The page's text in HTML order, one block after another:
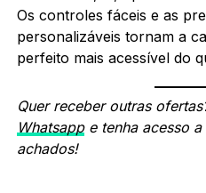
Os controles fáceis e as
personalizáveis tornam a
perfeito mais acessível do
Quer receber outras
Whatsappe tenha acesso
achados!